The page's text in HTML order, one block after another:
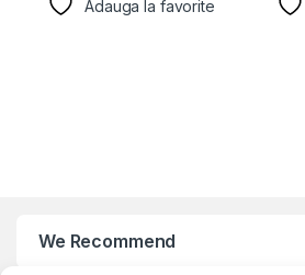
Adauga la favorite
We Recommend